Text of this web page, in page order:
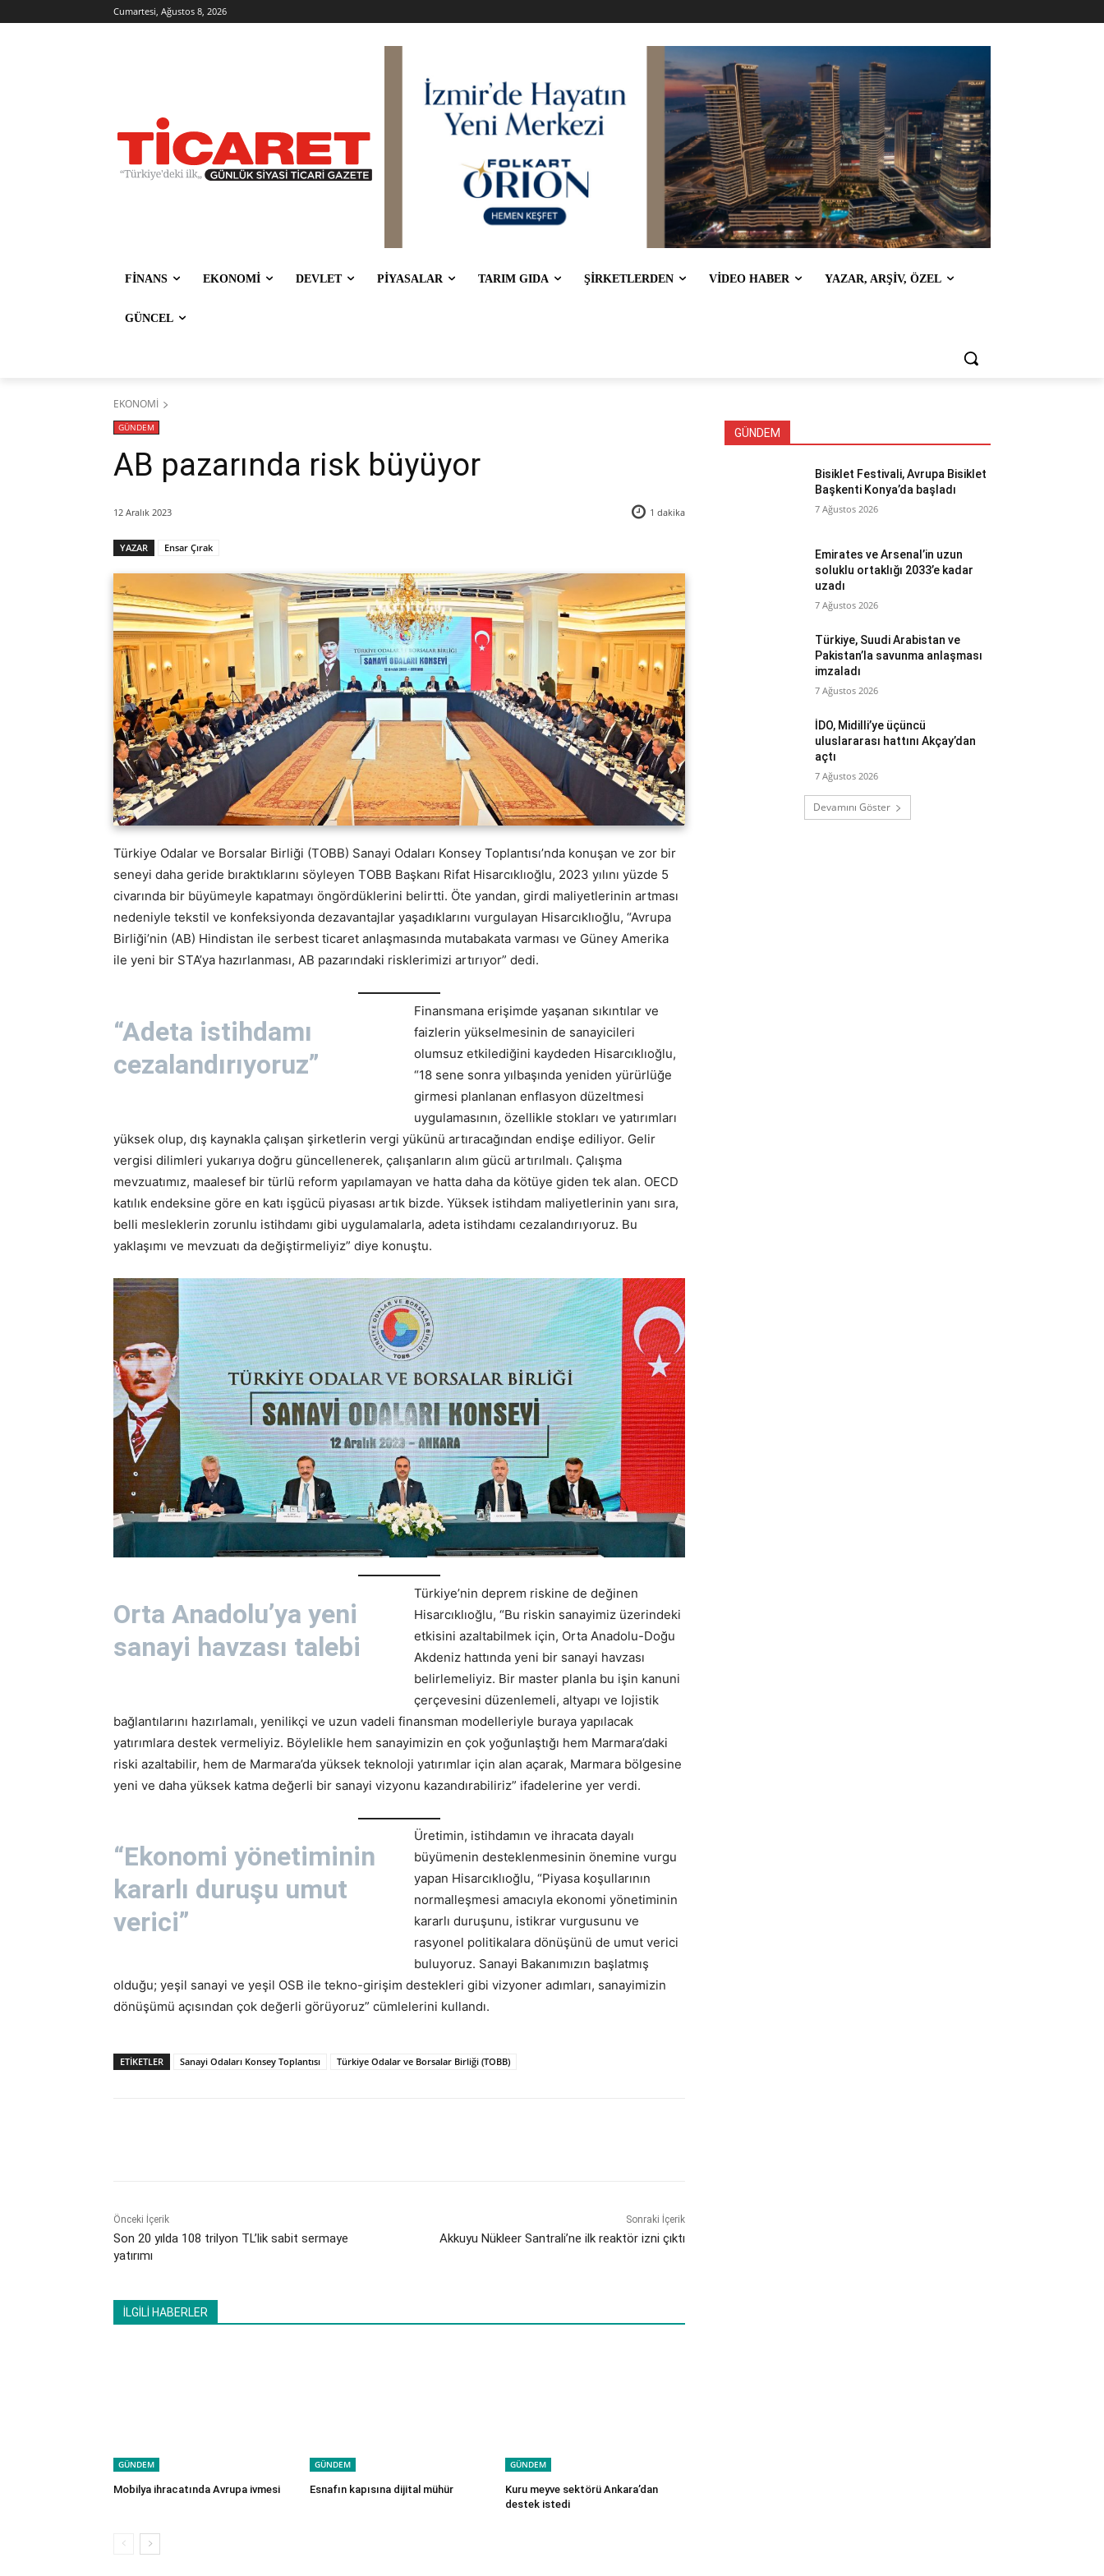
Cumartesi, Ağustos 8, 2026
FİNANS EKONOMİ DEVLET PİYASALAR TARIM GIDA ŞİRKETLERDEN VİDEO HABER YAZAR, ARŞİV, ÖZEL
GÜNCEL
EKONOMİ
GÜNDEM
AB pazarında risk büyüyor
12 Aralık 2023 1 dakika
YAZAR Ensar Çırak
Türkiye Odalar ve Borsalar Birliği (TOBB) Sanayi Odaları Konsey Toplantısı’nda konuşan ve zor bir
seneyi daha geride bıraktıklarını söyleyen TOBB Başkanı Rifat Hisarcıklıoğlu, 2023 yılını yüzde 5
civarında bir büyümeyle kapatmayı öngördüklerini belirtti. Öte yandan, girdi maliyetlerinin artması
nedeniyle tekstil ve konfeksiyonda dezavantajlar yaşadıklarını vurgulayan Hisarcıklıoğlu, “Avrupa
Birliği’nin (AB) Hindistan ile serbest ticaret anlaşmasında mutabakata varması ve Güney Amerika
ile yeni bir STA’ya hazırlanması, AB pazarındaki risklerimizi artırıyor” dedi.
“Adeta istihdamı
cezalandırıyoruz”
Finansmana erişimde yaşanan sıkıntılar ve
faizlerin yükselmesinin de sanayicileri
olumsuz etkilediğini kaydeden Hisarcıklıoğlu,
“18 sene sonra yılbaşında yeniden yürürlüğe
girmesi planlanan enflasyon düzeltmesi
uygulamasının, özellikle stokları ve yatırımları
yüksek olup, dış kaynakla çalışan şirketlerin vergi yükünü artıracağından endişe ediliyor. Gelir
vergisi dilimleri yukarıya doğru güncellenerek, çalışanların alım gücü artırılmalı. Çalışma
mevzuatımız, maalesef bir türlü reform yapılamayan ve hatta daha da kötüye giden tek alan. OECD
katılık endeksine göre en katı işgücü piyasası artık bizde. Yüksek istihdam maliyetlerinin yanı sıra,
belli mesleklerin zorunlu istihdamı gibi uygulamalarla, adeta istihdamı cezalandırıyoruz. Bu
yaklaşımı ve mevzuatı da değiştirmeliyiz” diye konuştu.
Orta Anadolu’ya yeni
sanayi havzası talebi
Türkiye’nin deprem riskine de değinen
Hisarcıklıoğlu, “Bu riskin sanayimiz üzerindeki
etkisini azaltabilmek için, Orta Anadolu-Doğu
Akdeniz hattında yeni bir sanayi havzası
belirlemeliyiz. Bir master planla bu işin kanuni
çerçevesini düzenlemeli, altyapı ve lojistik
bağlantılarını hazırlamalı, yenilikçi ve uzun vadeli finansman modelleriyle buraya yapılacak
yatırımlara destek vermeliyiz. Böylelikle hem sanayimizin en çok yoğunlaştığı hem Marmara’daki
riski azaltabilir, hem de Marmara’da yüksek teknoloji yatırımlar için alan açarak, Marmara bölgesine
yeni ve daha yüksek katma değerli bir sanayi vizyonu kazandırabiliriz” ifadelerine yer verdi.
“Ekonomi yönetiminin
kararlı duruşu umut
verici”
Üretimin, istihdamın ve ihracata dayalı
büyümenin desteklenmesinin önemine vurgu
yapan Hisarcıklıoğlu, “Piyasa koşullarının
normalleşmesi amacıyla ekonomi yönetiminin
kararlı duruşunu, istikrar vurgusunu ve
rasyonel politikalara dönüşünü de umut verici
buluyoruz. Sanayi Bakanımızın başlatmış
olduğu; yeşil sanayi ve yeşil OSB ile tekno-girişim destekleri gibi vizyoner adımları, sanayimizin
dönüşümü açısından çok değerli görüyoruz” cümlelerini kullandı.
ETİKETLER Sanayi Odaları Konsey Toplantısı Türkiye Odalar ve Borsalar Birliği (TOBB)
Önceki İçerik
Son 20 yılda 108 trilyon TL’lik sabit sermaye
yatırımı
Sonraki İçerik
Akkuyu Nükleer Santrali’ne ilk reaktör izni çıktı
İLGİLİ HABERLER
GÜNDEM
Mobilya ihracatında Avrupa ivmesi
GÜNDEM
Esnafın kapısına dijital mühür
GÜNDEM
Kuru meyve sektörü Ankara’dan
destek istedi
GÜNDEM
Bisiklet Festivali, Avrupa Bisiklet
Başkenti Konya’da başladı
7 Ağustos 2026
Emirates ve Arsenal’in uzun
soluklu ortaklığı 2033’e kadar
uzadı
7 Ağustos 2026
Türkiye, Suudi Arabistan ve
Pakistan’la savunma anlaşması
imzaladı
7 Ağustos 2026
İDO, Midilli’ye üçüncü
uluslararası hattını Akçay’dan
açtı
7 Ağustos 2026
Devamını Göster